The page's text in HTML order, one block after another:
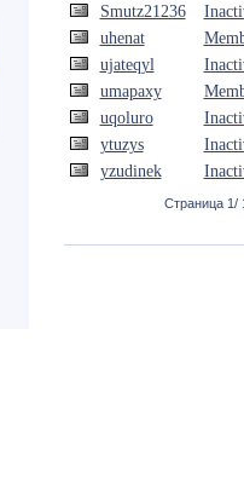
Smutz21236
uhenat
ujateqyl
umapaxy
uqoluro
ytuzys
yzudinek
Страница 1/